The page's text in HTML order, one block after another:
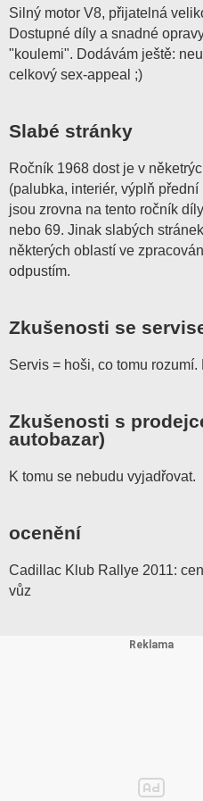
Silný motor V8, přijatelná
Dostupné díly a snadné
"koulemi". Dodávám ještě:
celkový sex-appeal ;)
Slabé stránky
Ročník 1968 dost je v
(palubka, interiér, výplň
jsou zrovna na tento ročník
nebo 69. Jinak slabých
některých oblastí ve
odpustím.
Zkušenosti se
Servis = hoši, co tomu rozumí.
Zkušenosti s
autobazar)
K tomu se nebudu vyjadřovat.
ocenění
Cadillac Klub Rallye 2011:
vůz